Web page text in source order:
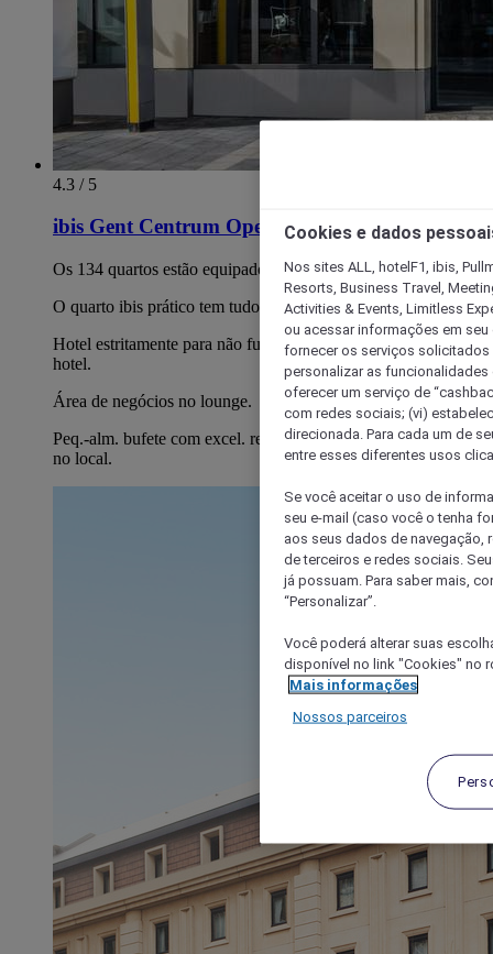
4.3 / 5
ibis Gent Centrum Opera
Os 134 quartos estão equipados com a nova cama Sweet Bed.
O quarto ibis prático tem tudo o que precisa.
Hotel estritamente para não fumadores. WIFI grátis em todo o
hotel.
Área de negócios no lounge.
Peq.-alm. bufete com excel. relaç. qual./preço diário. Estac.
no local.
Cookies e dados
Nos sites ALL, hotelF1, ibis,
Resorts, Business Travel,
Activities & Events, Limitless
ou acessar informações em
fornecer os serviços solicitados
personalizar as
oferecer um serviço de
com redes sociais; (vi)
direcionada. Para cada um de
entre esses diferentes usos
Se você aceitar o uso de
seu e-mail (caso você o tenha
aos seus dados de navegação,
de terceiros e redes sociais.
já possuam. Para saber mais,
“Personalizar”.
Você poderá alterar suas
disponível no link "Cookies" no
Mais informações
Nossos parceiros